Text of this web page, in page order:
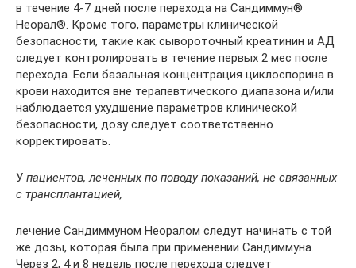
в течение 4-7 дней после перехода на Сандиммун®
Неорал®. Кроме того, параметры клинической
безопасности, такие как сывороточный креатинин и АД
следует контролировать в течение первых 2 мес после
перехода. Если базальная концентрация циклоспорина в
крови находится вне терапевтического диапазона и/или
наблюдается ухудшение параметров клинической
безопасности, дозу следует соответственно
корректировать.
У пациентов, леченных по поводу показаний, не связанных
с трансплантацией,
лечение Сандиммуном Неоралом следут начинать с той
же дозы, которая была при применении Сандиммуна.
Через 2, 4 и 8 недель после перехода следует